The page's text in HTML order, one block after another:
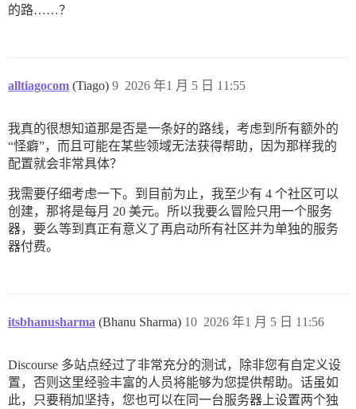
的路……？
alltiagocom (Tiago) 2026 年1 月 5 日 11:55
9
我真的很想知道那是否是一条好的路线，考虑到所有额外的
“怪癖”，而且可能在某些领域无法获得帮助，因为那样我的
配置就会非常具体？
我需要仔细考虑一下。到目前为止，我至少有 4 个社区可以
创建，那将是每月 20 美元。所以我要么冒险只用一个服务
器，要么等到真正有意义了再启动所有社区并为单独的服务
器付费。
itsbhanusharma (Bhanu Sharma) 2026 年1 月 5 日 11:56
10
Discourse 多站点经过了非常充分的测试，除非您有自定义设
置，否则这里经验丰富的人员将能够为您提供帮助。话虽如
此，只要稍加坚持，您也可以在同一台服务器上设置两个独